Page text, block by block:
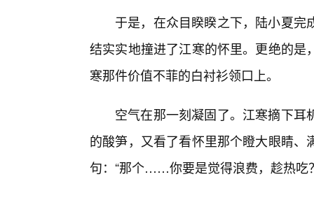
于是，在众目睽睽之下，陆小夏
结实实地撞进了江寒的怀里。更绝的
寒那件价值不菲的白衬衫领口上。
空气在那一刻凝固了。江寒摘下
的酸笋，又看了看怀里那个瞪大眼睛
句：“那个……你要是觉得浪费，趁热吃